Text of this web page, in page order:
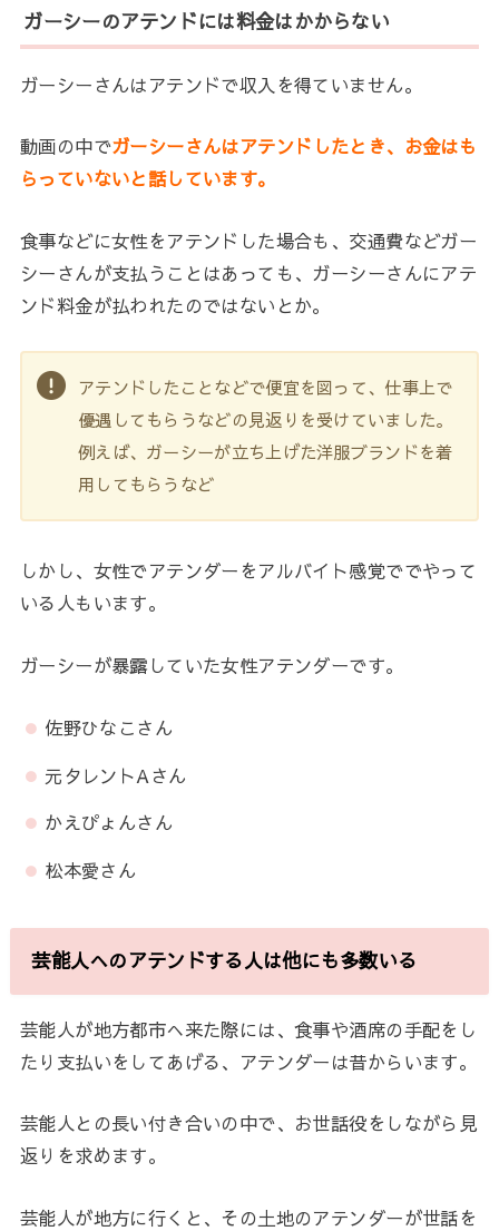
ガーシーのアテンドには料金はかからない
ガーシーさんはアテンドで収入を得ていません。
動画の中でガーシーさんはアテンドしたとき、お金はも
らっていないと話しています。
食事などに女性をアテンドした場合も、交通費などガー
シーさんが支払うことはあっても、ガーシーさんにアテ
ンド料金が払われたのではないとか。
アテンドしたことなどで便宜を図って、仕事上で
優遇してもらうなどの見返りを受けていました。
例えば、ガーシーが立ち上げた洋服ブランドを着
用してもらうなど
しかし、女性でアテンダーをアルバイト感覚ででやって
いる人もいます。
ガーシーが暴露していた女性アテンダーです。
佐野ひなこさん
元タレントAさん
かえぴょんさん
松本愛さん
芸能人へのアテンドする人は他にも多数いる
芸能人が地方都市へ来た際には、食事や酒席の手配をし
たり支払いをしてあげる、アテンダーは昔からいます。
芸能人との長い付き合いの中で、お世話役をしながら見
返りを求めます。
芸能人が地方に行くと、その土地のアテンダーが世話を